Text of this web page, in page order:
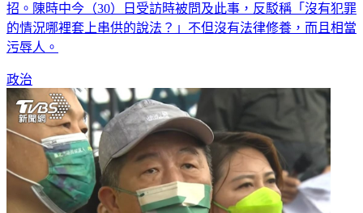
招。陳時中今（30）日受訪時被問及此事，反駁稱「沒有犯罪
的情況哪裡套上串供的說法？」不但沒有法律修養，而且相當
污辱人。
政治